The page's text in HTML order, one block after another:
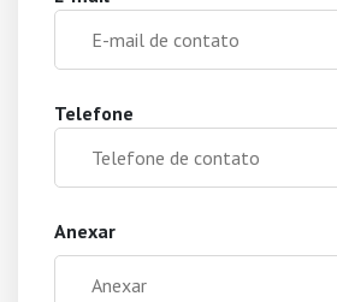
Telefone
Anexar
Anexar